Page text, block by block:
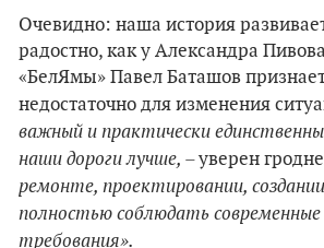
Очевидно: наша история
радостно, как у Александра
«БелЯмы» Павел Баташов
недостаточно для изменения
важный и практически
наши дороги лучше, –уверен
ремонте, проектировании,
полностью соблюдать
требования».